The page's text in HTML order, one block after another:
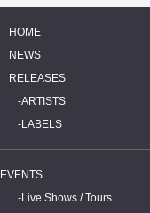
HOME
NEWS
RELEASES
ARTISTS
LABELS
EVENTS
Live Shows / Tours